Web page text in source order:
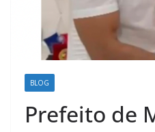
BLOG
Prefeito de